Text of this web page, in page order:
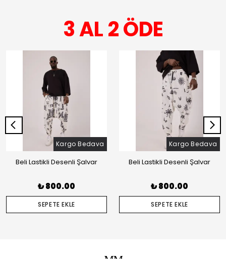
3 AL 2 ÖDE
Kargo Bedava
Beli Lastikli Desenli Şalvar
₺ 800.00
SEPETE EKLE
Kargo Bedava
Beli Lastikli Desenli Şalvar
₺ 800.00
SEPETE EKLE